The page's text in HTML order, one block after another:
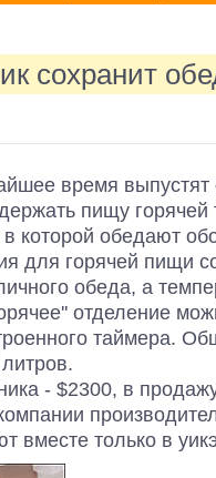
сохранит
время
пищу
которой обедают
для горячей пищи
обеда, а
отделение
таймера.
- $2300, в
вместе только в